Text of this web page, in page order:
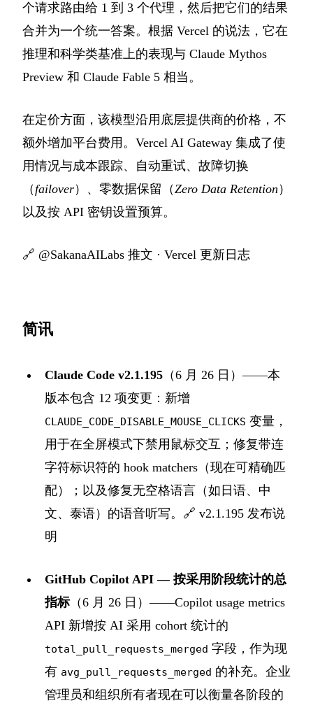
个请求路由给 1 到 3 个代理，然后把它们的结果
合并为一个统一答案。根据 Vercel 的说法，它在
推理和科学类基准上的表现与 Claude Mythos
Preview 和 Claude Fable 5 相当。
在定价方面，该模型沿用底层提供商的价格，不
额外增加平台费用。Vercel AI Gateway 集成了使
用情况与成本跟踪、自动重试、故障切换
（ failover）、零数据保留（Zero Data Retention ）
以及按 API 密钥设置预算。
🔗 @SakanaAILabs 推文 · Vercel 更新日志
简讯
Claude Code v2.1.195 （6 月 26 日）——本
版本包含 12 项变更：新增
CLAUDE_CODE_DISABLE_MOUSE_CLICKS 变量，
用于在全屏模式下禁用鼠标交互；修复带连
字符标识符的 hook matchers（现在可精确匹
配）；以及修复无空格语言（如日语、中
文、泰语）的语音听写。🔗 v2.1.195 发布说
明
GitHub Copilot API — 按采用阶段统计的总
指标（6 月 26 日）——Copilot usage metrics
API 新增按 AI 采用 cohort 统计的
total_pull_requests_merged 字段，作为现
有 avg_pull_requests_merged 的补充。企业
管理员和组织所有者现在可以衡量各阶段的